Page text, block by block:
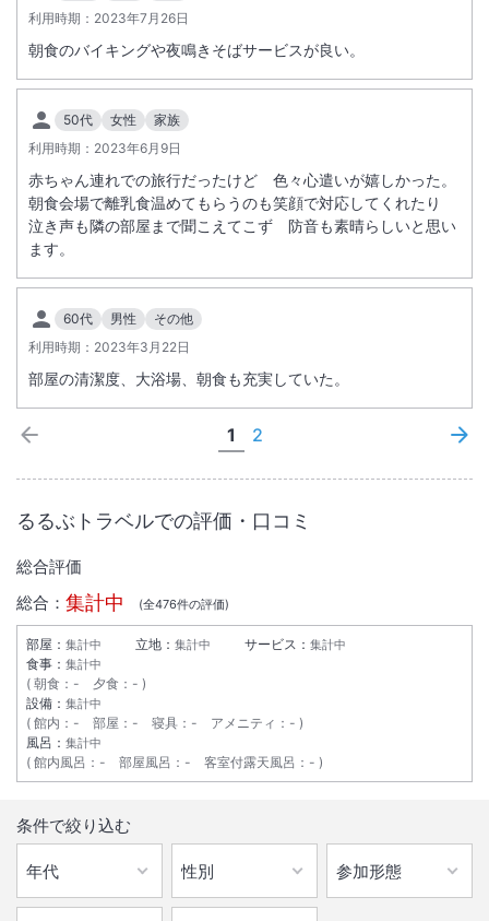
利用時期： 2023年7月26日
朝食のバイキングや夜鳴きそばサービスが良い。
50代 女性
家族
利用時期： 2023年6月9日
赤ちゃん連れでの旅行だったけど 色々心遣いが嬉しかった。
朝食会場で離乳食温めてもらうのも笑顔で対応してくれたり
泣き声も隣の部屋まで聞こえてこず 防音も素晴らしいと思い
ます。
60代 男性
その他
利用時期： 2023年3月22日
部屋の清潔度、大浴場、朝食も充実していた。
1 2
るるぶトラベルでの評価・口コミ
総合評価
総合： 集計中 (全476件の評価)
部屋： 集計中 立地： 集計中 サービス： 集計中
食事： 集計中
朝食 ： - 夕食 ： -
設備： 集計中
館内 ： - 部屋 ： - 寝具 ： - アメニティ ： -
風呂： 集計中
館内風呂 ： - 部屋風呂 ： - 客室付露天風呂 ： -
条件で絞り込む